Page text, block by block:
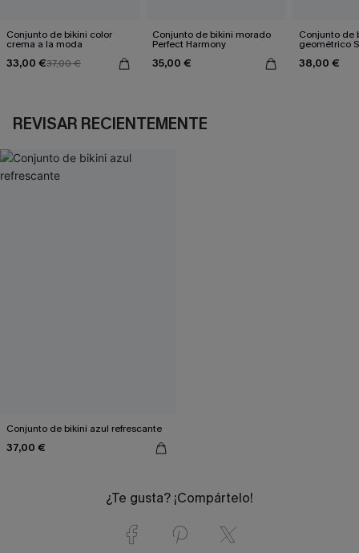
Conjunto de bikini color
crema a la moda
33,00 €37,00 €
Conjunto de bikini morado
Perfect Harmony
35,00 €
Conjunto de
geométrico
38,00 €
REVISAR RECIENTEMENTE
Conjunto de bikini azul refrescante
37,00 €
¿Te gusta? ¡Compártelo!